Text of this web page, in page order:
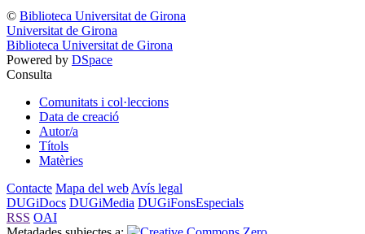
© Biblioteca Universitat de Girona
Universitat de Girona
Biblioteca Universitat de Girona
Powered by DSpace
Consulta
Comunitats i col·leccions
Data de creació
Autor/a
Títols
Matèries
Contacte Mapa del web Avís legal
DUGiDocs DUGiMedia DUGiFonsEspecials
RSS OAI